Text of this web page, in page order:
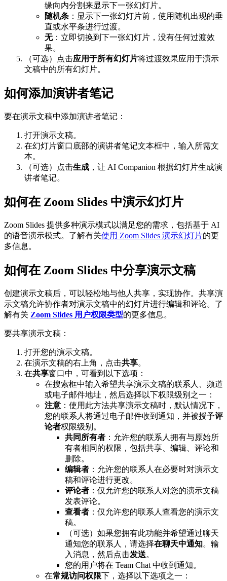
缘向内分割来显示下一张幻灯片。
随机条 ：显示下一张幻灯片前，使用随机出现的垂
直或水平条进行过渡。
无：立即切换到下一张幻灯片，没有任何过渡效
果。
（可选）点击应用于所有幻灯片将过渡效果应用于演示
文稿中的所有幻灯片。
如何添加演讲者笔记
要在演示文稿中添加演讲者笔记：
打开演示文稿。
在幻灯片窗口底部的演讲者笔记文本框中，输入所需文
本。
（可选）点击生成 ，让 AI Companion 根据幻灯片生成演
讲者笔记。
如何在 Zoom Slides 中演示幻灯片
Zoom Slides 提供多种演示模式以满足您的需求，包括基于 AI
的语音演示模式。了解有关使用 Zoom Slides 演示幻灯片的更
多信息。
如何在 Zoom Slides 中分享演示文稿
创建演示文稿后，可以轻松地与他人共享，实现协作。共享演
示文稿允许协作者对演示文稿中的幻灯片进行编辑和评论。了
解有关 Zoom Slides 用户权限类型的更多信息。
要共享演示文稿：
打开您的演示文稿。
在演示文稿的右上角，点击共享。
在共享窗口中，可看到以下选项：
在搜索框中输入希望共享演示文稿的联系人、频道
或电子邮件地址，然后选择以下权限级别之一：
注意 ：使用此方法共享演示文稿时，默认情况下，
您的联系人将通过电子邮件收到通知，并被授予评
论者权限级别。
共同所有者 ：允许您的联系人拥有与原始所
有者相同的权限，包括共享、编辑、评论和
删除。
编辑者 ：允许您的联系人在必要时对演示文
稿和评论进行更改。
评论者 ：仅允许您的联系人对您的演示文稿
发表评论。
查看者 ：仅允许您的联系人查看您的演示文
稿。
（可选）如果您拥有此功能并希望通过聊天
通知您的联系人，请选择在聊天中通知。输
入消息，然后点击发送。
您的用户将在 Team Chat 中收到通知。
在常规访问权限下，选择以下选项之一：